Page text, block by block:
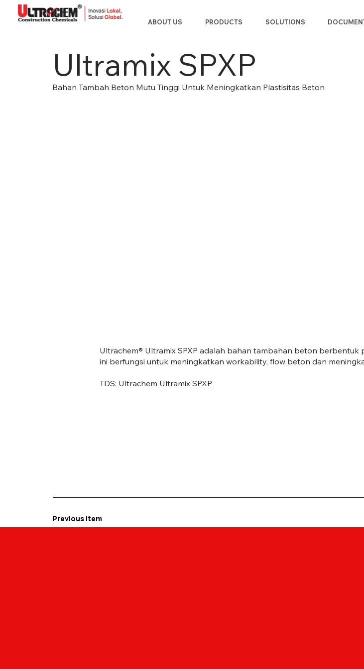
ABOUT US PRODUCTS SOLUTIONS
Ultramix SPXP
Bahan Tambah Beton Mutu Tinggi Untuk Meningkatkan Plastisitas Beton
Ultrachem® Ultramix SPXP adalah bahan tambahan beton
ini berfungsi untuk meningkatkan workability, flow beton dan
TDS: Ultrachem Ultramix SPXP
Previous Item